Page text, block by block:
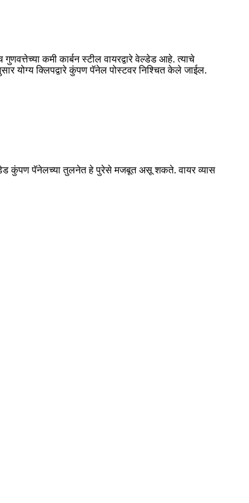
कमी कार्बन स्टील वायरद्वारे वेल्डेड आहे. त्याचे
योग्य क्लिपद्वारे कुंपण पॅनेल पोस्टवर निश्चित केले जाईल.
कुंपण पॅनेलच्या तुलनेत हे पुरेसे मजबूत असू शकते. वायर व्यास